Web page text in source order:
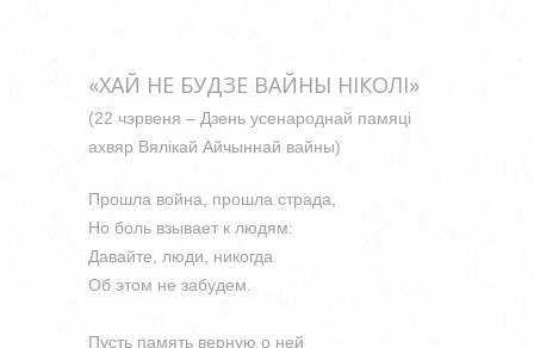
«ХАЙ НЕ БУДЗЕ ВАЙНЫ НIКОЛI»
(22 чэрвеня – Дзень усенароднай памяцi
ахвяр Вялiкай Айчыннай вайны)
Прошла война, прошла страда,
Но боль взывает к людям:
Давайте, люди, никогда
Об этом не забудем.
Пусть память верную о ней